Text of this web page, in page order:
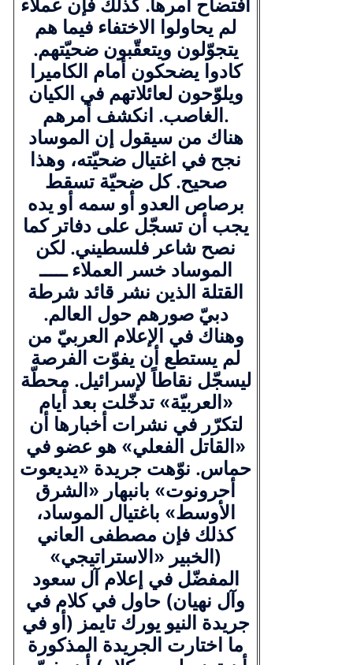
افتضاح أمرها. كذلك فإن عملاء
لم يحاولوا الاختفاء فيما هم
يتجوّلون ويتعقّبون ضحيّتهم.
كادوا يضحكون أمام الكاميرا
ويلوّحون لعائلاتهم في الكيان
الغاصب. انكشف أمرهم.
هناك من سيقول إن الموساد
نجح في اغتيال ضحيّته، وهذا
صحيح. كل ضحيّة تسقط
برصاص العدو أو سمه أو يده
يجب أن تسجّل على دفاتر كما
نصح شاعر فلسطيني. لكن
الموساد خسر العملاء ـــــ
القتلة الذين نشر قائد شرطة
دبيّ صورهم حول العالم.
وهناك في الإعلام العربيّ من
لم يستطع أن يفوّت الفرصة
ليسجّل نقاطاً لإسرائيل. محطّة
«العربيّة» تدخّلت بعد أيام
لتكرّر في نشرات أخبارها أن
«القاتل الفعلي» هو عضو في
حماس. نوّهت جريدة «يديعوت
أحرونوت» بانبهار «الشرق
الأوسط» باغتيال الموساد،
كذلك فإن مصطفى العاني
(الخبير «الاستراتيجي»
المفضّل في إعلام آل سعود
وآل نهيان) حاول في كلام في
جريدة النيو يورك تايمز (أو في
ما اختارت الجريدة المذكورة